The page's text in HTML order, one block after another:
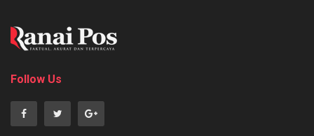
Follow Us